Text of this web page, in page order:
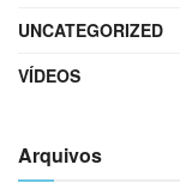
UNCATEGORIZED
VÍDEOS
Arquivos